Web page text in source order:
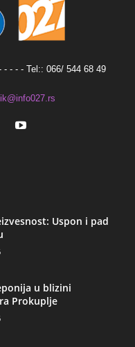
- - - Tel:: 066/ 544 68 49
Uspon i pad
u blizini
Prokuplje